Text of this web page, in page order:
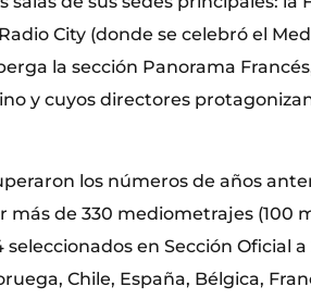
City (donde se celebró el
la sección Panorama
y cuyos directores
los números de años
más de 330 mediometrajes (100
en Sección Oficial
Chile, España, Bélgica,